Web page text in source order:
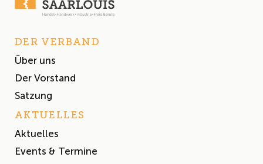
DER VERBAND
Über uns
Der Vorstand
Satzung
AKTUELLES
Aktuelles
Events & Termine